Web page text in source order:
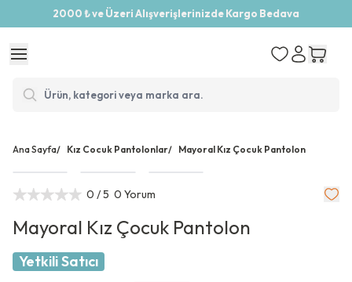
2000 ₺ ve Üzeri Alışverişlerinizde Kargo Bedava
Ana Sayfa/ Kız Cocuk Pantolonlar/ Mayoral Kız Çocuk Pantolon
0 / 5 0 Yorum
Mayoral Kız Çocuk Pantolon
Yetkili Satıcı